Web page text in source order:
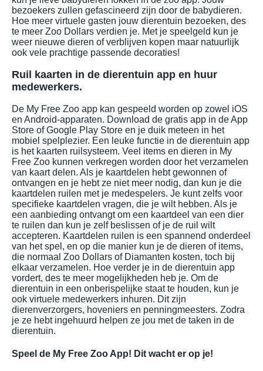
bezoekers zullen gefascineerd zijn door de babydieren.
Hoe meer virtuele gasten jouw dierentuin bezoeken, des
te meer Zoo Dollars verdien je. Met je speelgeld kun je
weer nieuwe dieren of verblijven kopen maar natuurlijk
ook vele prachtige passende decoraties!
Ruil kaarten in de dierentuin app en huur
medewerkers.
De My Free Zoo app kan gespeeld worden op zowel iOS
en Android-apparaten. Download de gratis app in de App
Store of Google Play Store en je duik meteen in het
mobiel spelplezier. Een leuke functie in de dierentuin app
is het kaarten ruilsysteem. Veel items en dieren in My
Free Zoo kunnen verkregen worden door het verzamelen
van kaart delen. Als je kaartdelen hebt gewonnen of
ontvangen en je hebt ze niet meer nodig, dan kun je die
kaartdelen ruilen met je medespelers. Je kunt zelfs voor
specifieke kaartdelen vragen, die je wilt hebben. Als je
een aanbieding ontvangt om een kaartdeel van een dier
te ruilen dan kun je zelf beslissen of je de ruil wilt
accepteren. Kaartdelen ruilen is een spannend onderdeel
van het spel, en op die manier kun je de dieren of items,
die normaal Zoo Dollars of Diamanten kosten, toch bij
elkaar verzamelen. Hoe verder je in de dierentuin app
vordert, des te meer mogelijkheden heb je. Om de
dierentuin in een onberispelijke staat te houden, kun je
ook virtuele medewerkers inhuren. Dit zijn
dierenverzorgers, hoveniers en penningmeesters. Zodra
je ze hebt ingehuurd helpen ze jou met de taken in de
dierentuin.
Speel de My Free Zoo App! Dit wacht er op je!